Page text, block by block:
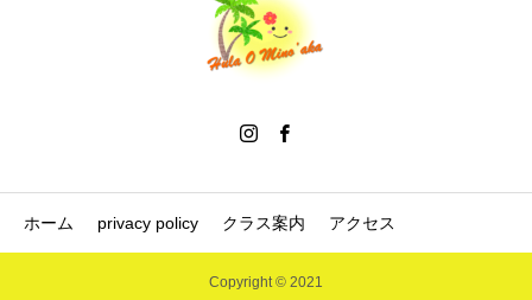
ホーム privacy policy クラス案内 アクセス
Copyright © 2021